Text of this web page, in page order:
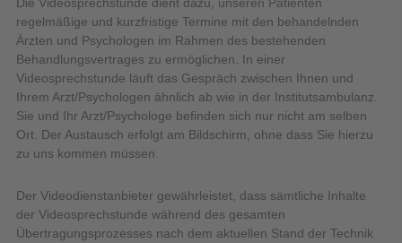
regelmäßige und kurzfristige Termine mit den behandelnden
Ärzten und Psychologen im Rahmen des bestehenden
Behandlungsvertrages zu ermöglichen. In einer
Videosprechstunde läuft das Gespräch zwischen Ihnen und
Ihrem Arzt/Psychologen ähnlich ab wie in der Institutsambulanz.
Sie und Ihr Arzt/Psychologe befinden sich nur nicht am selben
Ort. Der Austausch erfolgt am Bildschirm, ohne dass Sie hierzu
zu uns kommen müssen.
Der Videodienstanbieter gewährleistet, dass sämtliche Inhalte
der Videosprechstunde während des gesamten
Übertragungsprozesses nach dem aktuellen Stand der Technik